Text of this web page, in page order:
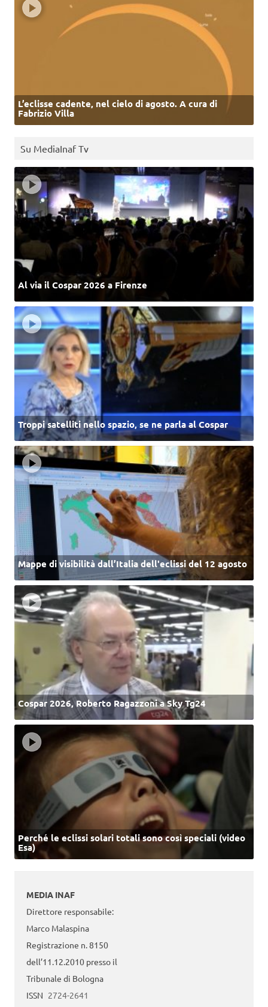
L’eclisse cadente, nel cielo di agosto. A cura di
Fabrizio Villa
Su MediaInaf Tv
Al via il Cospar 2026 a Firenze
Troppi satelliti nello spazio, se ne parla al Cospar
Mappe di visibilità dall’Italia dell'eclissi del 12 agosto
Cospar 2026, Roberto Ragazzoni a Sky Tg24
Perché le eclissi solari totali sono così speciali (video
Esa)
MEDIA INAF
Direttore responsabile:
Marco Malaspina
Registrazione n. 8150
dell’11.12.2010 presso il
Tribunale di Bologna
ISSN 2724-2641